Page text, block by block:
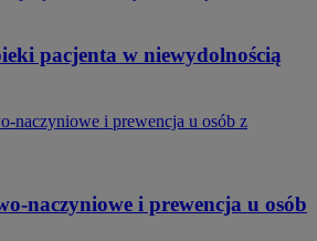
pacjenta w niewydolnością
naczyniowe i prewencja u osób